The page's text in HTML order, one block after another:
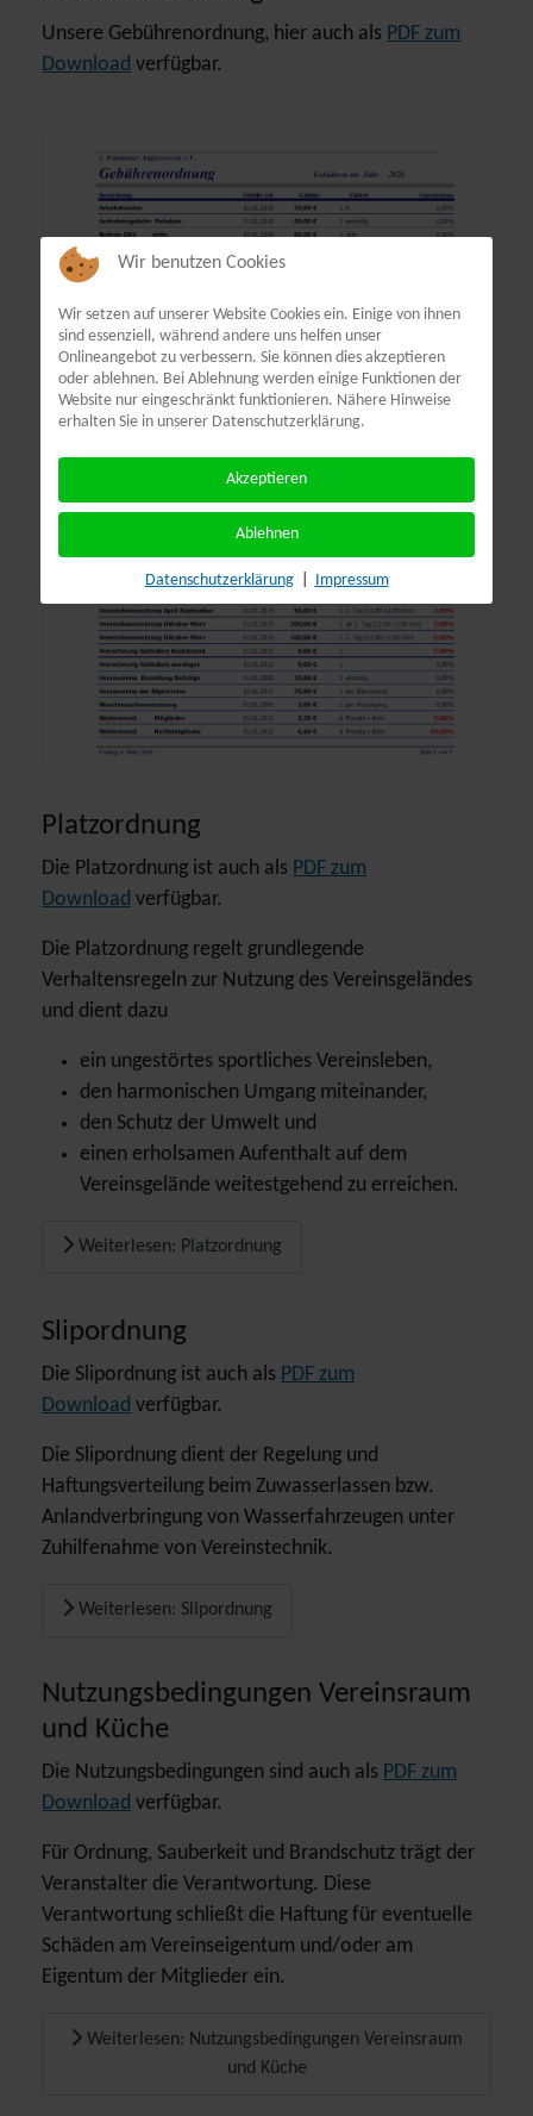
Unsere Gebührenordnung, hier auch als PDF zum
Download verfügbar.
Platzordnung
Die Platzordnung ist auch als PDF zum
Download verfügbar.
Die Platzordnung regelt grundlegende
Verhaltensregeln zur Nutzung des Vereinsgeländes
und dient dazu
ein ungestörtes sportliches Vereinsleben,
den harmonischen Umgang miteinander,
den Schutz der Umwelt und
einen erholsamen Aufenthalt auf dem
Vereinsgelände weitestgehend zu erreichen.
Weiterlesen: Platzordnung
Slipordnung
Die Slipordnung ist auch als PDF zum
Download verfügbar.
Die Slipordnung dient der Regelung und
Haftungsverteilung beim Zuwasserlassen bzw.
Anlandverbringung von Wasserfahrzeugen unter
Zuhilfenahme von Vereinstechnik.
Weiterlesen: Slipordnung
Nutzungsbedingungen Vereinsraum
und Küche
Die Nutzungsbedingungen sind auch als PDF zum
Download verfügbar.
Für Ordnung, Sauberkeit und Brandschutz trägt der
Veranstalter die Verantwortung. Diese
Verantwortung schließt die Haftung für eventuelle
Schäden am Vereinseigentum und/oder am
Eigentum der Mitglieder ein.
Weiterlesen: Nutzungsbedingungen Vereinsraum
und Küche
Wir benutzen Cookies
Wir setzen auf unserer Website Cookies ein. Einige von ihnen
sind essenziell, während andere uns helfen unser
Onlineangebot zu verbessern. Sie können dies akzeptieren
oder ablehnen. Bei Ablehnung werden einige Funktionen der
Website nur eingeschränkt funktionieren. Nähere Hinweise
erhalten Sie in unserer Datenschutzerklärung.
Akzeptieren
Ablehnen
Datenschutzerklärung Impressum